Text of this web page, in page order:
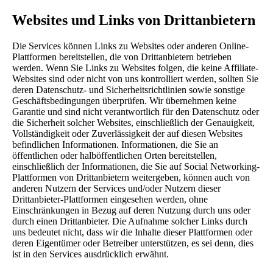
Websites und Links von Drittanbietern
Die Services können Links zu Websites oder anderen Online-
Plattformen bereitstellen, die von Drittanbietern betrieben
werden. Wenn Sie Links zu Websites folgen, die keine Affiliate-
Websites sind oder nicht von uns kontrolliert werden, sollten Sie
deren Datenschutz- und Sicherheitsrichtlinien sowie sonstige
Geschäftsbedingungen überprüfen. Wir übernehmen keine
Garantie und sind nicht verantwortlich für den Datenschutz oder
die Sicherheit solcher Websites, einschließlich der Genauigkeit,
Vollständigkeit oder Zuverlässigkeit der auf diesen Websites
befindlichen Informationen. Informationen, die Sie an
öffentlichen oder halböffentlichen Orten bereitstellen,
einschließlich der Informationen, die Sie auf Social Networking-
Plattformen von Drittanbietern weitergeben, können auch von
anderen Nutzern der Services und/oder Nutzern dieser
Drittanbieter-Plattformen eingesehen werden, ohne
Einschränkungen in Bezug auf deren Nutzung durch uns oder
durch einen Drittanbieter. Die Aufnahme solcher Links durch
uns bedeutet nicht, dass wir die Inhalte dieser Plattformen oder
deren Eigentümer oder Betreiber unterstützen, es sei denn, dies
ist in den Services ausdrücklich erwähnt.